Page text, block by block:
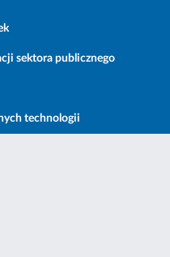
sektora publicznego
technologii